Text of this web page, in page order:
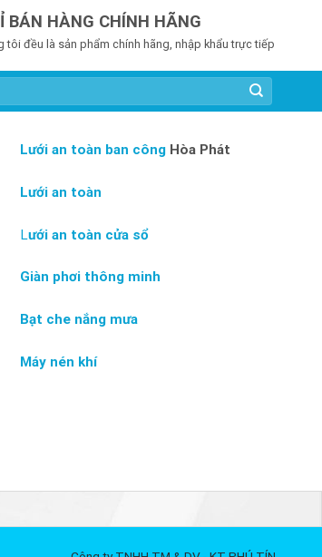
BÁN HÀNG CHÍNH HÃNG
đều là sản phẩm chính hãng, nhập khẩu trực tiếp
Lưới an toàn ban công Hòa Phát
Lưới an toàn
Lưới an toàn cửa sổ
Giàn phơi thông minh
Bạt che nắng mưa
Máy nén khí